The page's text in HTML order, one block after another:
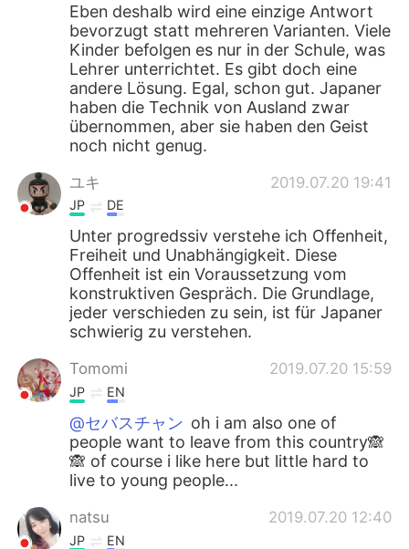
Eben deshalb wird eine einzige Antwort
bevorzugt statt mehreren Varianten. Viele
Kinder befolgen es nur in der Schule, was
Lehrer unterrichtet. Es gibt doch eine
andere Lösung. Egal, schon gut. Japaner
haben die Technik von Ausland zwar
übernommen, aber sie haben den Geist
noch nicht genug.
ユキ 2019.07.20 19:41
JP DE
Unter progredssiv verstehe ich Offenheit,
Freiheit und Unabhängigkeit. Diese
Offenheit ist ein Voraussetzung vom
konstruktiven Gespräch. Die Grundlage,
jeder verschieden zu sein, ist für Japaner
schwierig zu verstehen.
Tomomi 2019.07.20 15:59
JP EN
@セバスチャン oh i am also one of
people want to leave from this country🙈
🙈 of course i like here but little hard to
live to young people...
natsu 2019.07.20 12:40
JP EN